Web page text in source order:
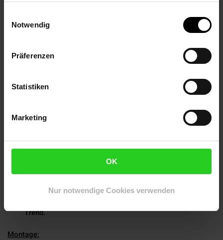
Notwendig
Präferenzen
Statistiken
Marketing
OK
Nur notwendige Cookies verwenden
LANGLEBIG - Das Haselnussholz macht die Staketen
äußeren Einflüssen. Die doppelte Drahtumspannung
besteht aus widerstandsfähigem Metalldraht.
VIELSEITIG - Durch die große Auswahl an Zaunhöhen ist
gewiss für jedes Gartenprojekt das richtige dabei - egal
ob als Sichtschutz, Abtrennung, Sicherung für den Teich
UMWELTFREUNDLICH - Wenn Sie den Staketenzaun
HARMONISCHE GARTENGESTALTUNG - Durch die
unterschiedlichen Staketen ist jeder Staketenzaun ein
Unikat & durch sein charmantes Aussehen liegt er bei
Trend.
Montage: